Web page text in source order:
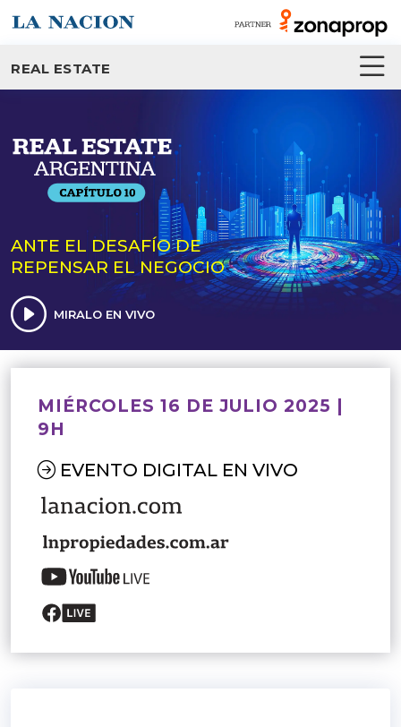
REAL ESTATE
ANTE EL DESAFÍO DE
REPENSAR EL NEGOCIO
MIRALO EN VIVO
MIÉRCOLES 16 DE JULIO 2025 |
9H
EVENTO DIGITAL EN VIVO